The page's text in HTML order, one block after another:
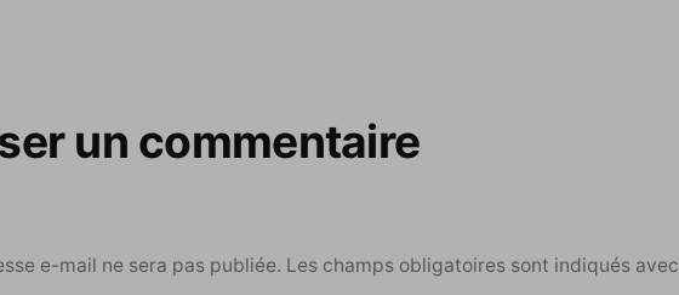
un commentaire
e-mail ne sera pas publiée. Les champs obligatoires sont indiqués avec